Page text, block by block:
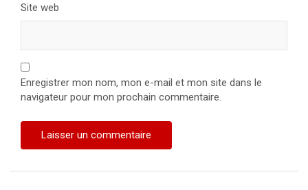
Site web
Enregistrer mon nom, mon e-mail et mon site dans le
navigateur pour mon prochain commentaire.